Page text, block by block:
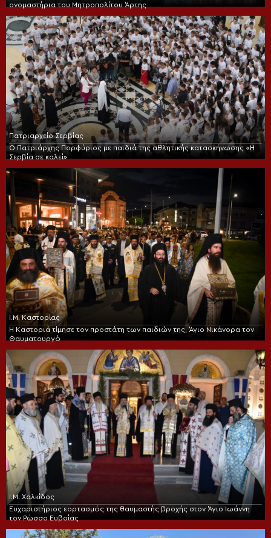
ονομαστήρια του Μητροπολίτου Άρτης
Πατριαρχείο Σερβίας
Ο Πατριάρχης Πορφύριος με παιδιά της αθλητικής κατασκήνωσης «Η
Σερβία σε καλεί»
Ι.Μ. Καστορίας
Η Καστοριά τίμησε τον προστάτη των παιδιών της, Άγιο Νικάνορα τον
Θαυματουργό
Ι.Μ. Χαλκίδος
Ευχαριστήριος εορτασμός της θαυμαστής βροχής στον Άγιο Ιωάννη
τον Ρώσσο Ευβοίας